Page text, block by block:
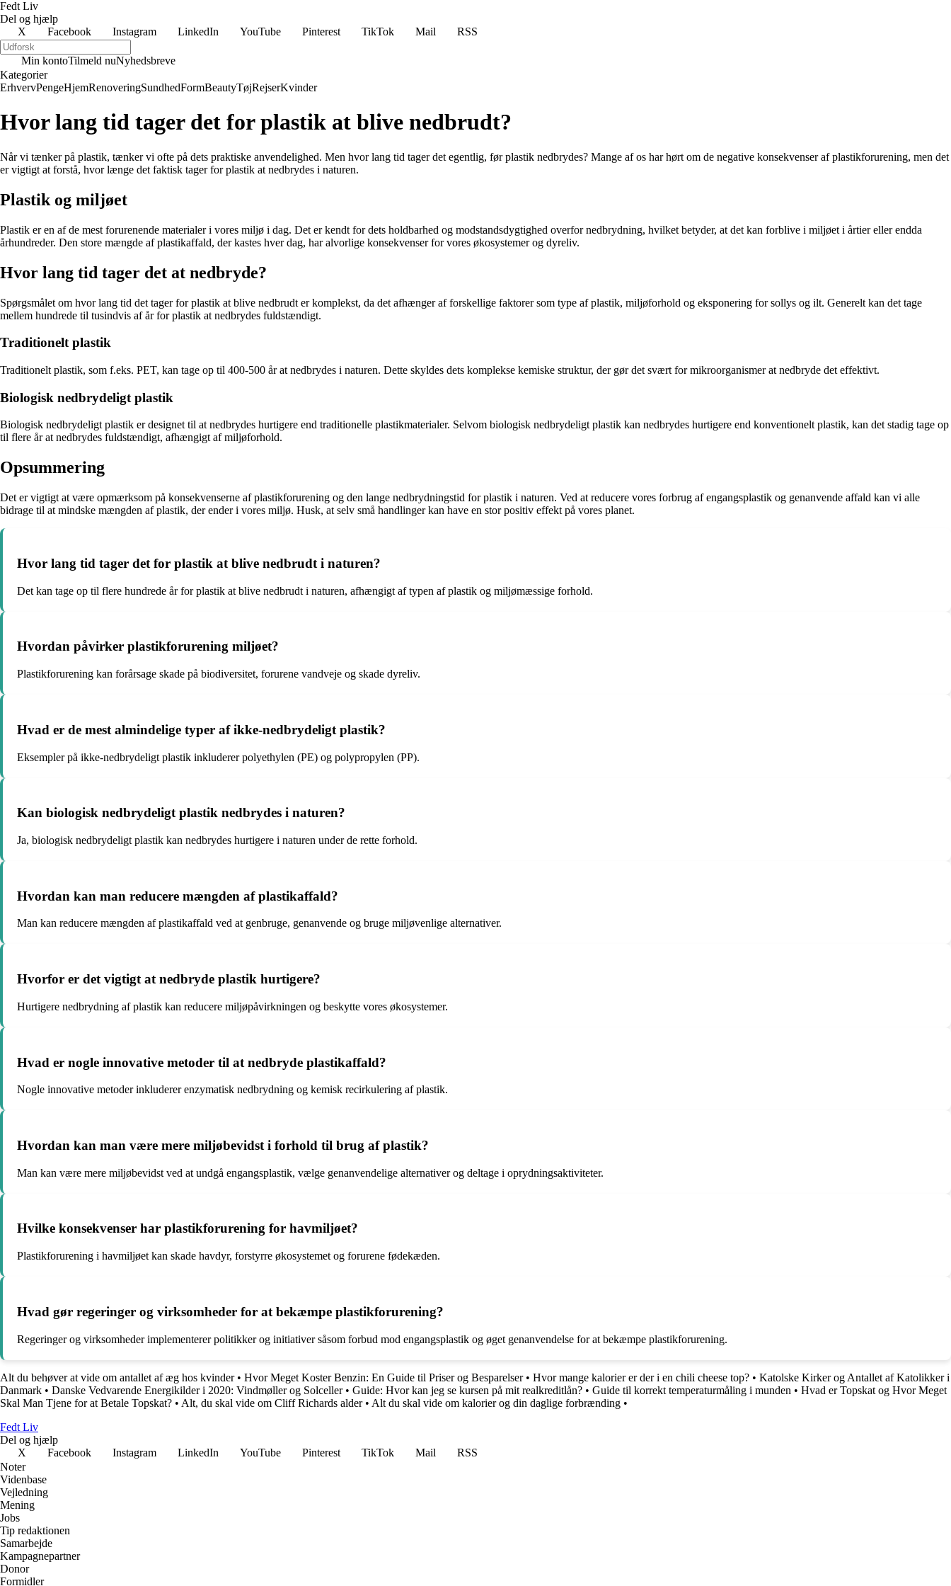
Fedt Liv
Del og hjælp
X
Facebook Instagram LinkedIn YouTube Pinterest TikTok Mail RSS
Min kontoTilmeld nuNyhedsbreve
Kategorier
ErhvervPengeHjemRenoveringSundhedFormBeautyTøjRejserKvinder
Hvor lang tid tager det for plastik at blive nedbrudt?
Når vi tænker på plastik, tænker vi ofte på dets praktiske anvendelighed. Men hvor lang tid tager det egentlig, før plastik nedbrydes? Mange af os har hørt om de negative konsekvenser af plastikforurening, men det
er vigtigt at forstå, hvor længe det faktisk tager for plastik at nedbrydes i naturen.
Plastik og miljøet
Plastik er en af de mest forurenende materialer i vores miljø i dag. Det er kendt for dets holdbarhed og modstandsdygtighed overfor nedbrydning, hvilket betyder, at det kan forblive i miljøet i årtier eller endda
århundreder. Den store mængde af plastikaffald, der kastes hver dag, har alvorlige konsekvenser for vores økosystemer og dyreliv.
Hvor lang tid tager det at nedbryde?
Spørgsmålet om hvor lang tid det tager for plastik at blive nedbrudt er komplekst, da det afhænger af forskellige faktorer som type af plastik, miljøforhold og eksponering for sollys og ilt. Generelt kan det tage
mellem hundrede til tusindvis af år for plastik at nedbrydes fuldstændigt.
Traditionelt plastik
Traditionelt plastik, som f.eks. PET, kan tage op til 400-500 år at nedbrydes i naturen. Dette skyldes dets komplekse kemiske struktur, der gør det svært for mikroorganismer at nedbryde det effektivt.
Biologisk nedbrydeligt plastik
Biologisk nedbrydeligt plastik er designet til at nedbrydes hurtigere end traditionelle plastikmaterialer. Selvom biologisk nedbrydeligt plastik kan nedbrydes hurtigere end konventionelt plastik, kan det stadig tage op
til flere år at nedbrydes fuldstændigt, afhængigt af miljøforhold.
Opsummering
Det er vigtigt at være opmærksom på konsekvenserne af plastikforurening og den lange nedbrydningstid for plastik i naturen. Ved at reducere vores forbrug af engangsplastik og genanvende affald kan vi alle
bidrage til at mindske mængden af plastik, der ender i vores miljø. Husk, at selv små handlinger kan have en stor positiv effekt på vores planet.
Hvor lang tid tager det for plastik at blive nedbrudt i naturen?
Det kan tage op til flere hundrede år for plastik at blive nedbrudt i naturen, afhængigt af typen af plastik og miljømæssige forhold.
Hvordan påvirker plastikforurening miljøet?
Plastikforurening kan forårsage skade på biodiversitet, forurene vandveje og skade dyreliv.
Hvad er de mest almindelige typer af ikke-nedbrydeligt plastik?
Eksempler på ikke-nedbrydeligt plastik inkluderer polyethylen (PE) og polypropylen (PP).
Kan biologisk nedbrydeligt plastik nedbrydes i naturen?
Ja, biologisk nedbrydeligt plastik kan nedbrydes hurtigere i naturen under de rette forhold.
Hvordan kan man reducere mængden af plastikaffald?
Man kan reducere mængden af plastikaffald ved at genbruge, genanvende og bruge miljøvenlige alternativer.
Hvorfor er det vigtigt at nedbryde plastik hurtigere?
Hurtigere nedbrydning af plastik kan reducere miljøpåvirkningen og beskytte vores økosystemer.
Hvad er nogle innovative metoder til at nedbryde plastikaffald?
Nogle innovative metoder inkluderer enzymatisk nedbrydning og kemisk recirkulering af plastik.
Hvordan kan man være mere miljøbevidst i forhold til brug af plastik?
Man kan være mere miljøbevidst ved at undgå engangsplastik, vælge genanvendelige alternativer og deltage i oprydningsaktiviteter.
Hvilke konsekvenser har plastikforurening for havmiljøet?
Plastikforurening i havmiljøet kan skade havdyr, forstyrre økosystemet og forurene fødekæden.
Hvad gør regeringer og virksomheder for at bekæmpe plastikforurening?
Regeringer og virksomheder implementerer politikker og initiativer såsom forbud mod engangsplastik og øget genanvendelse for at bekæmpe plastikforurening.
Alt du behøver at vide om antallet af æg hos kvinder• Hvor Meget Koster Benzin: En Guide til Priser og Besparelser• Hvor mange kalorier er der i en chili cheese top? • Katolske Kirker og Antallet af Katolikker i
Danmark • Danske Vedvarende Energikilder i 2020: Vindmøller og Solceller• Guide: Hvor kan jeg se kursen på mit realkreditlån? • Guide til korrekt temperaturmåling i munden • Hvad er Topskat og Hvor Meget
Skal Man Tjene for at Betale Topskat? • Alt, du skal vide om Cliff Richards alder• Alt du skal vide om kalorier og din daglige forbrænding •
Fedt Liv
Del og hjælp
X
Facebook Instagram LinkedIn YouTube Pinterest TikTok Mail
RSS
Noter
Videnbase
Vejledning
Mening
Jobs
Tip redaktionen
Samarbejde
Kampagnepartner
Donor
Formidler